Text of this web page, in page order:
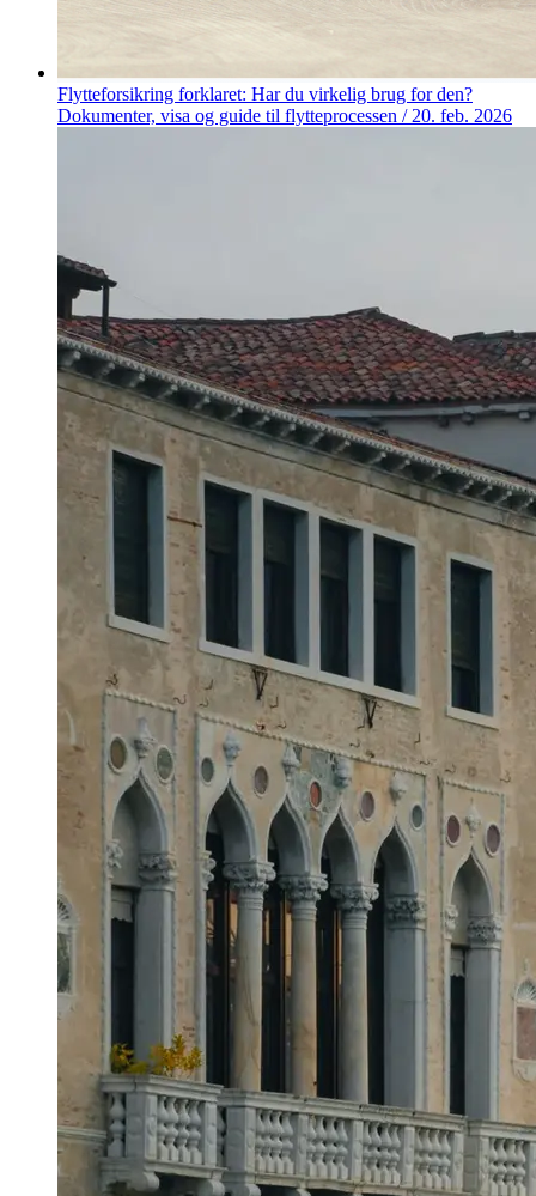
Flytteforsikring forklaret: Har du virkelig brug for den?
Dokumenter, visa og guide til flytteprocessen / 20. feb. 2026